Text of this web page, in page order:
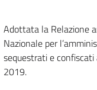
Adottata la Relazione
Nazionale per
sequestrati e
2019.